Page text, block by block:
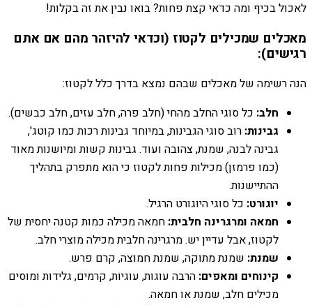
לאכול בכיף ומה כדאי קצת פחות? בואו נבין את זה בקלות!
מאכלים שמכילים לקטוז (וכדאי להיזהר מהם אם אתם
רגישים):
הנה רשימה של מאכלים שבהם נמצא בדרך כלל לקטוז:
חלב: כל סוגי החלב מהחי (חלב פרה, חלב עזים, חלב כבשים).
גבינות: רוב סוגי הגבינות, במיוחד גבינות רכות כמו קוטג',
גבינה לבנה, שמנת, צהובה ועוד. גבינות קשות ומיושנות מאוד
(כמו פרמזן) מכילות פחות לקטוז כי הוא מתפרק בתהליך
ההתיישנות.
יוגורט: כל סוגי היוגורט הרגיל.
חמאה ומרגרינה חלבית: חמאה מכילה כמות קטנה יחסית של
לקטוז, אבל עדיין יש. מרגרינה חלבית מכילה מוצרי חלב.
שמנת: שמנת מתוקה, שמנת חמוצה, קרם פרש.
קינוחים ומאפים: הרבה עוגות, עוגיות, קרמים, גלידות ומוסים
מכילים חלב, שמנת או חמאה.